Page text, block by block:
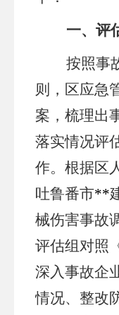
一、评
按照事
则，区应急
案，梳理出
落实情况评
作。根据区
吐鲁番市**
械伤害事故
评估组对照
深入事故企
情况、整改